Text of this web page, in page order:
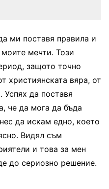
ми поставя правила и
мечти. Този
защото точно
християнската вяра, от
Успях да поставя
че да мога да бъда
да искам едно, което
Видял съм
и това за мен
до сериозно решение.